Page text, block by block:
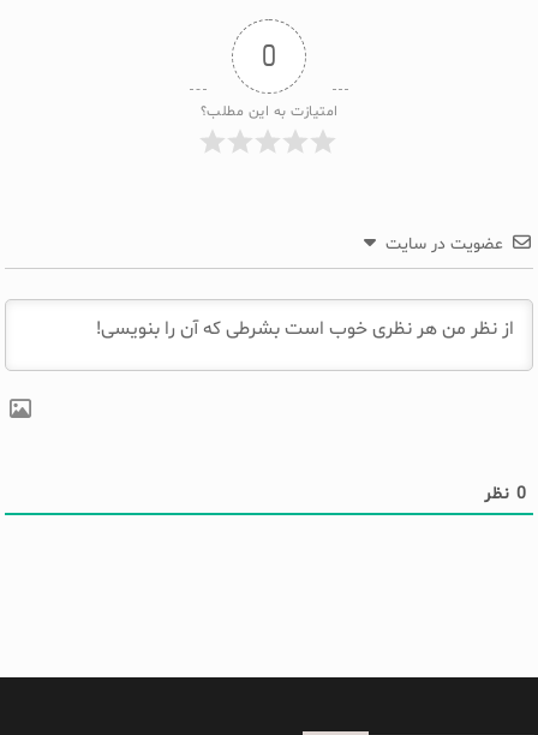
0
امتیازت به این مطلب؟
عضویت در سایت
0 نظر